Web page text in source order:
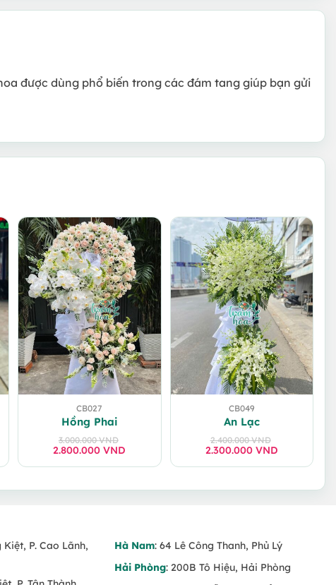
được dùng phổ biến trong các đám tang giúp bạn gửi
CB027
Hồng Phai
3.000.000VND
Giá
2.800.000VND
Giá
CB049
An Lạc
2.400.000VND
Giá
2.300.000 VND
Giá
Kiệt, P. Cao Lãnh,
Hà Nam: 64 Lê Công Thanh, Phủ Lý
Hải Phòng: 200B Tô Hiệu, Hải Phòng